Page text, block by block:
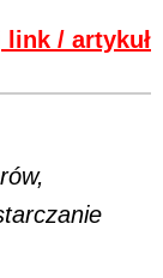
link / artykuł